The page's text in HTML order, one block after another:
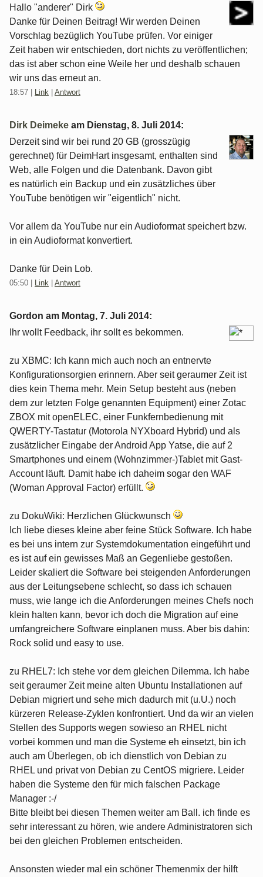
Hallo "anderer" Dirk
Danke für Deinen Beitrag! Wir werden Deinen
Vorschlag bezüglich YouTube prüfen. Vor einiger
Zeit haben wir entschieden, dort nichts zu veröffentlichen;
das ist aber schon eine Weile her und deshalb schauen
wir uns das erneut an.
18:57 Link Antwort
Dirk Deimeke am Dienstag, 8. Juli 2014:
Derzeit sind wir bei rund 20 GB (grosszügig
gerechnet) für DeimHart insgesamt, enthalten sind
Web, alle Folgen und die Datenbank. Davon gibt
es natürlich ein Backup und ein zusätzliches über
YouTube benötigen wir "eigentlich" nicht.
Vor allem da YouTube nur ein Audioformat speichert bzw.
in ein Audioformat konvertiert.
Danke für Dein Lob.
05:50 Link Antwort
Gordon am Montag, 7. Juli 2014:
Ihr wollt Feedback, ihr sollt es bekommen.
zu XBMC: Ich kann mich auch noch an entnervte
Konfigurationsorgien erinnern. Aber seit geraumer Zeit ist
dies kein Thema mehr. Mein Setup besteht aus (neben
dem zur letzten Folge genannten Equipment) einer Zotac
ZBOX mit openELEC, einer Funkfernbedienung mit
QWERTY-Tastatur (Motorola NYXboard Hybrid) und als
zusätzlicher Eingabe der Android App Yatse, die auf 2
Smartphones und einem (Wohnzimmer-)Tablet mit Gast-
Account läuft. Damit habe ich daheim sogar den WAF
(Woman Approval Factor) erfüllt.
zu DokuWiki: Herzlichen Glückwunsch
Ich liebe dieses kleine aber feine Stück Software. Ich habe
es bei uns intern zur Systemdokumentation eingeführt und
es ist auf ein gewisses Maß an Gegenliebe gestoßen.
Leider skaliert die Software bei steigenden Anforderungen
aus der Leitungsebene schlecht, so dass ich schauen
muss, wie lange ich die Anforderungen meines Chefs noch
klein halten kann, bevor ich doch die Migration auf eine
umfangreichere Software einplanen muss. Aber bis dahin:
Rock solid und easy to use.
zu RHEL7: Ich stehe vor dem gleichen Dilemma. Ich habe
seit geraumer Zeit meine alten Ubuntu Installationen auf
Debian migriert und sehe mich dadurch mit (u.U.) noch
kürzeren Release-Zyklen konfrontiert. Und da wir an vielen
Stellen des Supports wegen sowieso an RHEL nicht
vorbei kommen und man die Systeme eh einsetzt, bin ich
auch am Überlegen, ob ich dienstlich von Debian zu
RHEL und privat von Debian zu CentOS migriere. Leider
haben die Systeme den für mich falschen Package
Manager :-/
Bitte bleibt bei diesen Themen weiter am Ball. ich finde es
sehr interessant zu hören, wie andere Administratoren sich
bei den gleichen Problemen entscheiden.
Ansonsten wieder mal ein schöner Themenmix der hilft